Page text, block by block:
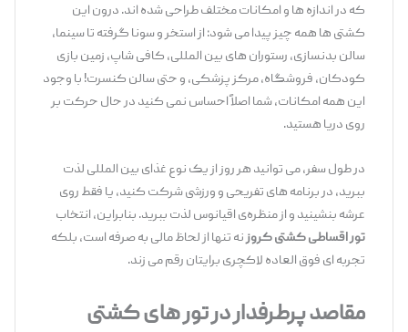
که در اندازه ‌ها و امکانات مختلف طراحی شده ‌اند. درون این
کشتی ‌ها همه چیز پیدا می ‌شود: از استخر و سونا گرفته تا سینما،
سالن بدنسازی، رستوران ‌های بین ‌المللی، کافی‌ شاپ، زمین بازی
کودکان، فروشگاه، مرکز پزشکی، و حتی سالن کنسرت! با وجود
این همه امکانات، شما اصلاً احساس نمی ‌کنید در حال حرکت بر
روی دریا هستید.
در طول سفر، می ‌توانید هر روز از یک نوع غذای بین‌ المللی لذت
ببرید، در برنامه ‌های تفریحی و ورزشی شرکت کنید، یا فقط روی
عرشه بنشینید و از منظره‌ی اقیانوس لذت ببرید. بنابراین، انتخاب
تور اقساطی کشتی کروزنه ‌تنها از لحاظ مالی به ‌صرفه است، بلکه
تجربه ‌ای فوق ‌العاده لاکچری برایتان رقم می ‌زند.
مقاصد پرطرفدار در تور های کشتی